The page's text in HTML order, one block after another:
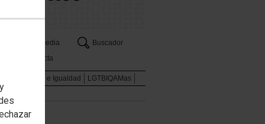
Multimedia
Buscador
Contacta
Mujeres e Igualdad LGTBIQAMas